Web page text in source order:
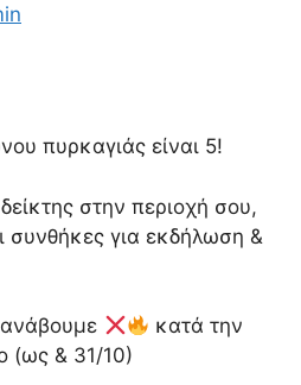
πυρκαγιάς είναι 5!
στην περιοχή σου,
συνθήκες για εκδήλωση &
κατά την
(ως & 31/10)